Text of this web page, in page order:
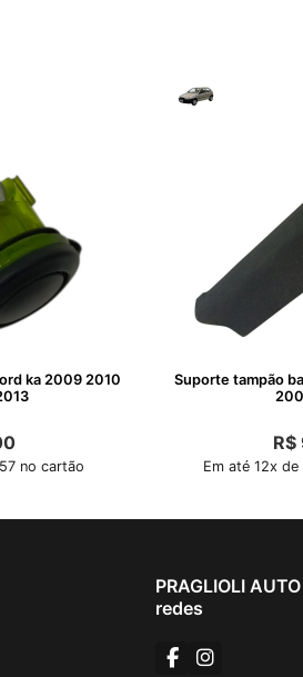
ka 2009 2010
no cartão
Suporte tampão
R$
Em até 12x
PRAGLIOLI
redes